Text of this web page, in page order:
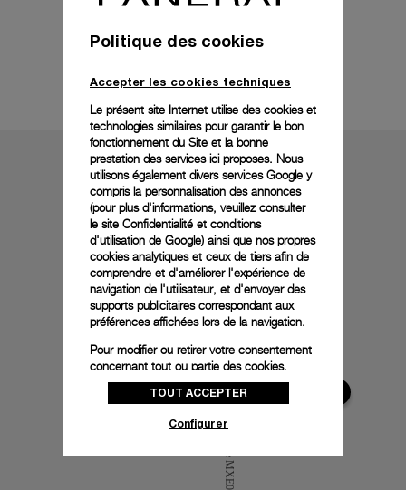
Détails techniques
Politique des cookies
Accepter les cookies techniques
Le présent site Internet utilise des cookies et
technologies similaires pour garantir le bon
fonctionnement du Site et la bonne
prestation des services ici proposes. Nous
utilisons également divers services Google y
compris la personnalisation des annonces
(pour plus d'informations, veuillez consulter
le site Confidentialité et conditions
d'utilisation de Google) ainsi que nos propres
cookies analytiques et ceux de tiers afin de
comprendre et d'améliorer l'expérience de
navigation de l'utilisateur, et d'envoyer des
supports publicitaires correspondant aux
préférences affichées lors de la navigation.
Pour modifier ou retirer votre consentement
concernant tout ou partie des cookies,
cliquez sur « Configurer » ou consultez notre
politique des cookiespour obtenir plus
donnez votre consentement pour l’utilisation
des cookies susmentionnés
TOUT ACCEPTER
Configurer